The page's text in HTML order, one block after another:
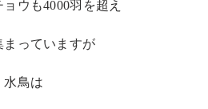
ウも4000羽を超え
まっていますが
水鳥は